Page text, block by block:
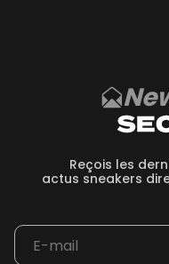
Reçois les
actus sneakers